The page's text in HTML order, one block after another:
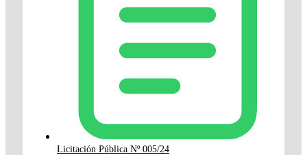
Licitación Pública Nº 005/24